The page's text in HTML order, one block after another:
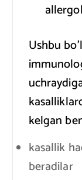
Ushbu
kelgan
kasallik
beradilar